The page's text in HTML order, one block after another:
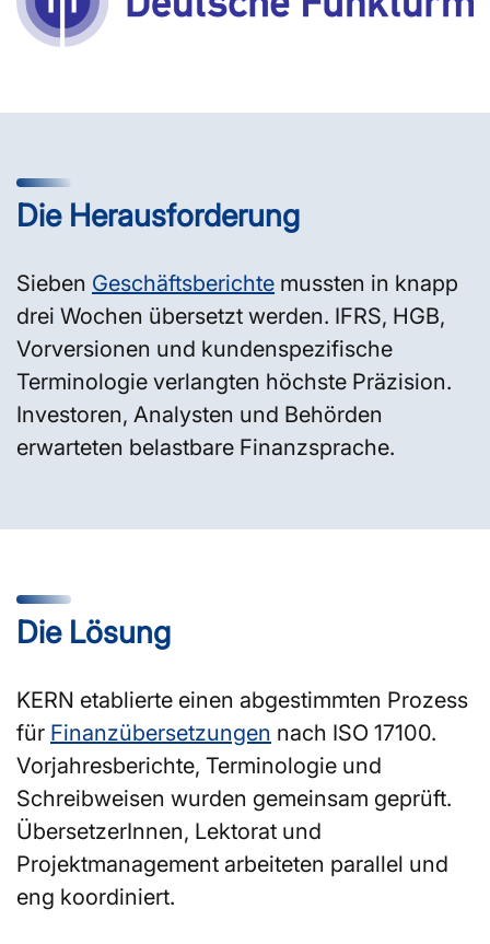
Die Herausforderung
Sieben Geschäftsberichte mussten in knapp
drei Wochen übersetzt werden. IFRS, HGB,
Vorversionen und kundenspezifische
Terminologie verlangten höchste Präzision.
Investoren, Analysten und Behörden
erwarteten belastbare Finanzsprache.
Die Lösung
KERN etablierte einen abgestimmten Prozess
für Finanzübersetzungen nach ISO 17100.
Vorjahresberichte, Terminologie und
Schreibweisen wurden gemeinsam geprüft.
ÜbersetzerInnen, Lektorat und
Projektmanagement arbeiteten parallel und
eng koordiniert.